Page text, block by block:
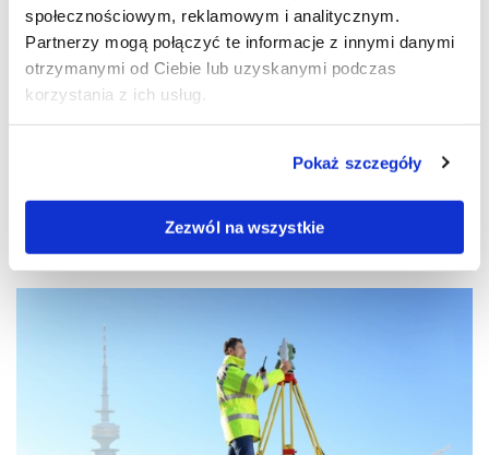
społecznościowym, reklamowym i analitycznym.
Partnerzy mogą połączyć te informacje z innymi danymi
otrzymanymi od Ciebie lub uzyskanymi podczas
korzystania z ich usług.
Pokaż szczegóły
Zezwól na wszystkie
Wytyczenie granic działki – ile
kosztuje i jak przebiega?
20.07.2022 | Anna Bartoś